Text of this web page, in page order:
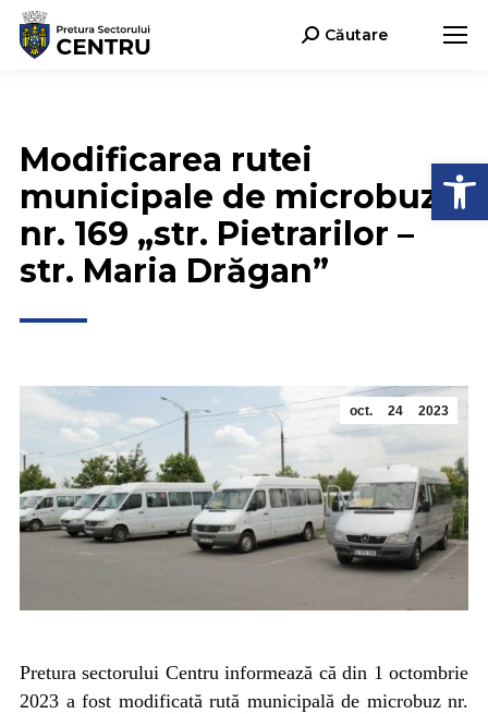
Search:Căutare
Modificarea rutei
municipale de microbuz
nr. 169 „str. Pietrarilor –
str. Maria Drăgan”
oct. 24 2023
Pretura sectorului Centru informează că din 1 octombrie
2023 a fost modificată rută municipală de microbuz nr.